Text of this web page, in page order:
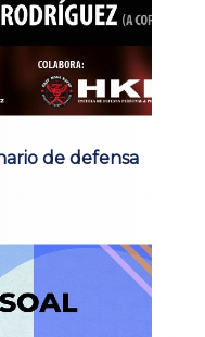
de defensa